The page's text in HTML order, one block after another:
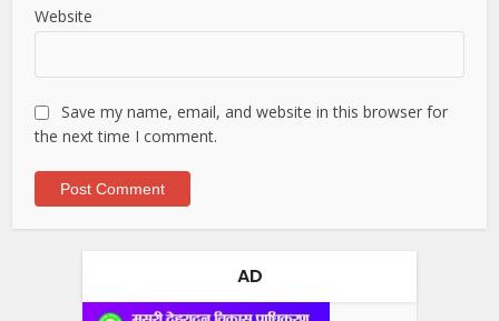
Website
Save my name, email, and website in this browser for
the next time I comment.
AD